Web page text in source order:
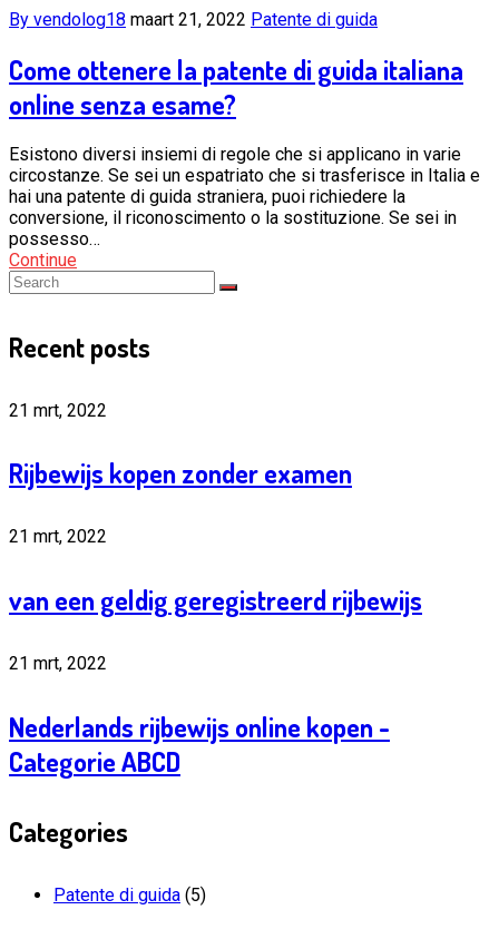
By vendolog18 maart 21, 2022 Patente di guida
Come ottenere la patente di guida italiana
online senza esame?
Esistono diversi insiemi di regole che si applicano in varie
circostanze. Se sei un espatriato che si trasferisce in Italia e
hai una patente di guida straniera, puoi richiedere la
conversione, il riconoscimento o la sostituzione. Se sei in
possesso…
Continue
Recent posts
21 mrt, 2022
Rijbewijs kopen zonder examen
21 mrt, 2022
van een geldig geregistreerd rijbewijs
21 mrt, 2022
Nederlands rijbewijs online kopen -
Categorie ABCD
Categories
Patente di guida (5)